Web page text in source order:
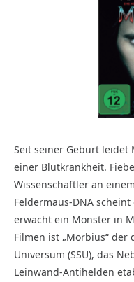
Seit seiner Geburt leidet
einer Blutkrankheit.
Wissenschaftler an
Feldermaus-DNA
erwacht ein Monster in
Filmen ist „Morbius“
Universum (SSU), das
Leinwand-Antihelden